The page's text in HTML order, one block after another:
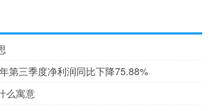
第三季度净利润同比下降75.88%
么寓意